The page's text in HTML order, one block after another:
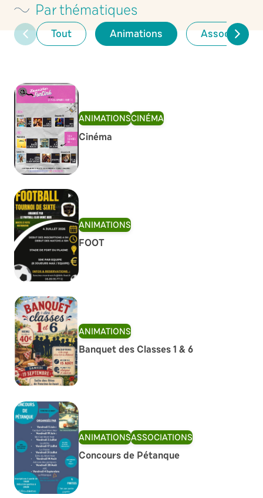
Par thématiques
Tout Animations Associations
ANIMATIONSCINÉMA
Cinéma
ANIMATIONS
FOOT
ANIMATIONS
Banquet des Classes 1 & 6
ANIMATIONSASSOCIATIONS
Concours de Pétanque